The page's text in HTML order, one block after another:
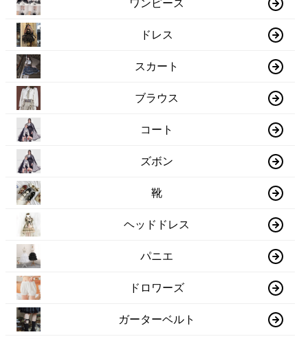
ワンピース
ドレス
スカート
ブラウス
コート
ズボン
靴
ヘッドドレス
パニエ
ドロワーズ
ガーターベルト